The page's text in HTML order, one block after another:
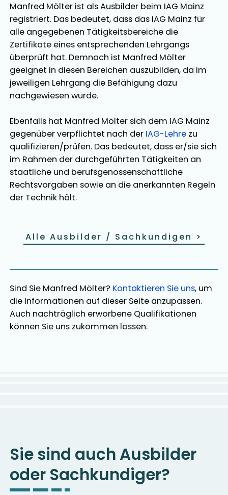
Manfred Mölter ist alsAusbilder beim IAG Mainz
registriert. Das bedeutet, dass das IAG Mainz für
alle angegebenen Tätigkeitsbereiche die
Zertifikate eines entsprechenden Lehrgangs
überprüft hat. Demnach ist Manfred Mölter
geeignet in diesen Bereichen auszubilden, da im
jeweiligen Lehrgang die Befähigung dazu
nachgewiesen wurde.
Ebenfalls hat Manfred Mölter sich dem IAG Mainz
gegenüber verpflichtet nach der IAG-Lehre zu
qualifizieren/prüfen. Das bedeutet, dass er/sie sich
im Rahmen der durchgeführten Tätigkeiten an
staatliche und berufsgenossenschaftliche
Rechtsvorgaben sowie an die anerkannten Regeln
der Technik hält.
Alle Ausbilder / Sachkundigen >
Sind Sie Manfred Mölter? Kontaktieren Sie uns, um
die Informationen auf dieser Seite anzupassen.
Auch nachträglich erworbene Qualifikationen
können Sie uns zukommen lassen.
Sie sind auch Ausbilder
oder Sachkundiger?